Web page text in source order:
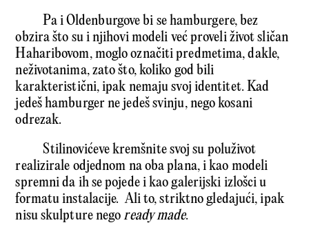
Pa i Oldenburgove bi se hamburgere, bez
obzira što su i njihovi modeli već proveli život sličan
Haharibovom, moglo označiti predmetima, dakle,
neživotanima, zato što, koliko god bili
karakteristični, ipak nemaju svoj identitet. Kad
jedeš hamburger ne jedeš svinju, nego kosani
odrezak.
Stilinovićeve kremšnite svoj su poluživot
realizirale odjednom na oba plana, i kao modeli
spremni da ih se pojede i kao galerijski izlošci u
formatu instalacije. Ali to, striktno gledajući, ipak
nisu skulpture negoready made.